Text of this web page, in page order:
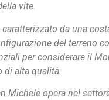
vite.
da una
del terreno
per considerare il
di alta qualità.
Michele opera nel